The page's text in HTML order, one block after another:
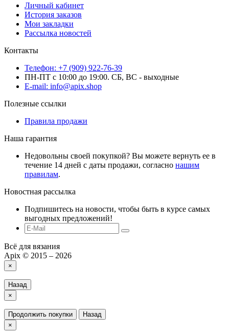
Личный кабинет
История заказов
Мои закладки
Рассылка новостей
Контакты
Телефон: +7 (909) 922-76-39
ПН-ПТ с 10:00 до 19:00. СБ, ВС - выходные
E-mail: info@apix.shop
Полезные ссылки
Правила продажи
Наша гарантия
Недовольны своей покупкой? Вы можете вернуть ее в
течение 14 дней с даты продажи, согласно нашим
правилам.
Новостная рассылка
Подпишитесь на новости, чтобы быть в курсе самых
выгодных предложений!
Всё для вязания
Apix © 2015 – 2026
×
Назад
×
Продолжить покупки
Назад
×